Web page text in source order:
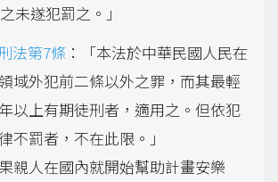
未遂犯罰之。」
法第7條 ：「本法於中華民國人民在
域外犯前二條以外之罪，而其最輕
以上有期徒刑者，適用之。但依犯
不罰者，不在此限。」
親人在國內就開始幫助計畫安樂